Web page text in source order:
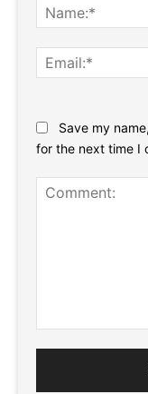
Save my
for the next time I